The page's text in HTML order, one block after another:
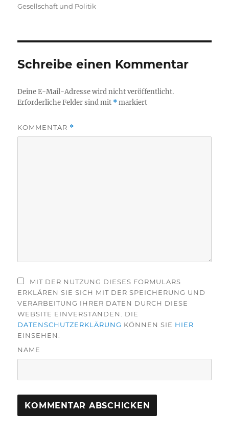
Gesellschaft und Politik
Schreibe einen Kommentar
Deine E-Mail-Adresse wird nicht veröffentlicht.
Erforderliche Felder sind mit *markiert
KOMMENTAR *
MIT DER NUTZUNG DIESES FORMULARS
ERKLÄREN SIE SICH MIT DER SPEICHERUNG UND
VERARBEITUNG IHRER DATEN DURCH DIESE
WEBSITE EINVERSTANDEN. DIE
DATENSCHUTZERKLÄRUNG KÖNNEN SIE HIER
EINSEHEN.
NAME